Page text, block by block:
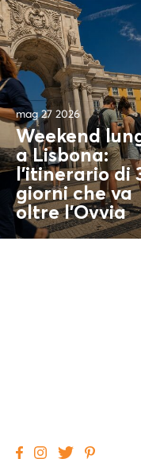
mag 27 2026
Weekend
a Lisbona:
l'itinerario di
giorni che va
oltre l'Ovvia